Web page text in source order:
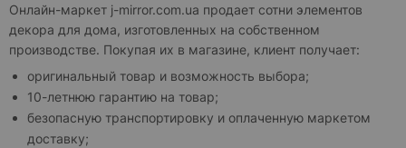
Онлайн-маркет j-mirror.com.ua продает сотни элементов
декора для дома, изготовленных на собственном
производстве. Покупая их в магазине, клиент получает:
оригинальный товар и возможность выбора;
10-летнюю гарантию на товар;
безопасную транспортировку и оплаченную маркетом
доставку;